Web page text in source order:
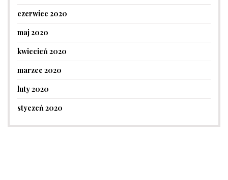
czerwiec 2020
maj 2020
kwiecień 2020
marzec 2020
luty 2020
styczeń 2020